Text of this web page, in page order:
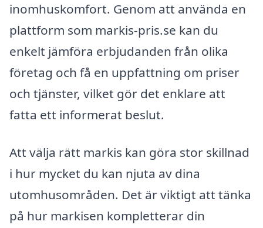
inomhuskomfort. Genom att använda en
plattform som markis-pris.se kan du
enkelt jämföra erbjudanden från olika
företag och få en uppfattning om priser
och tjänster, vilket gör det enklare att
fatta ett informerat beslut.
Att välja rätt markis kan göra stor skillnad
i hur mycket du kan njuta av dina
utomhusområden. Det är viktigt att tänka
på hur markisen kompletterar din